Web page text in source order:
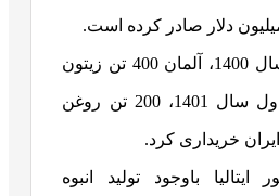
در سال 1400، آلمان 400 تن زیتون
و در نیمه اول سال 1401، 200 تن روغن
خریداری کرد.
ایتالیا باوجود تولید انبوه